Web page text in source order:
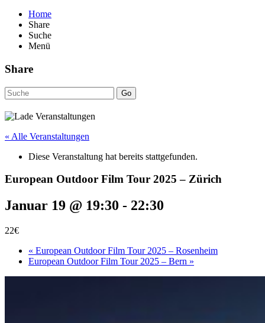
Home
Share
Suche
Menü
Share
Go
« Alle Veranstaltungen
Diese Veranstaltung hat bereits stattgefunden.
European Outdoor Film Tour 2025 – Zürich
Januar 19 @ 19:30 - 22:30
22€
« European Outdoor Film Tour 2025 – Rosenheim
European Outdoor Film Tour 2025 – Bern »